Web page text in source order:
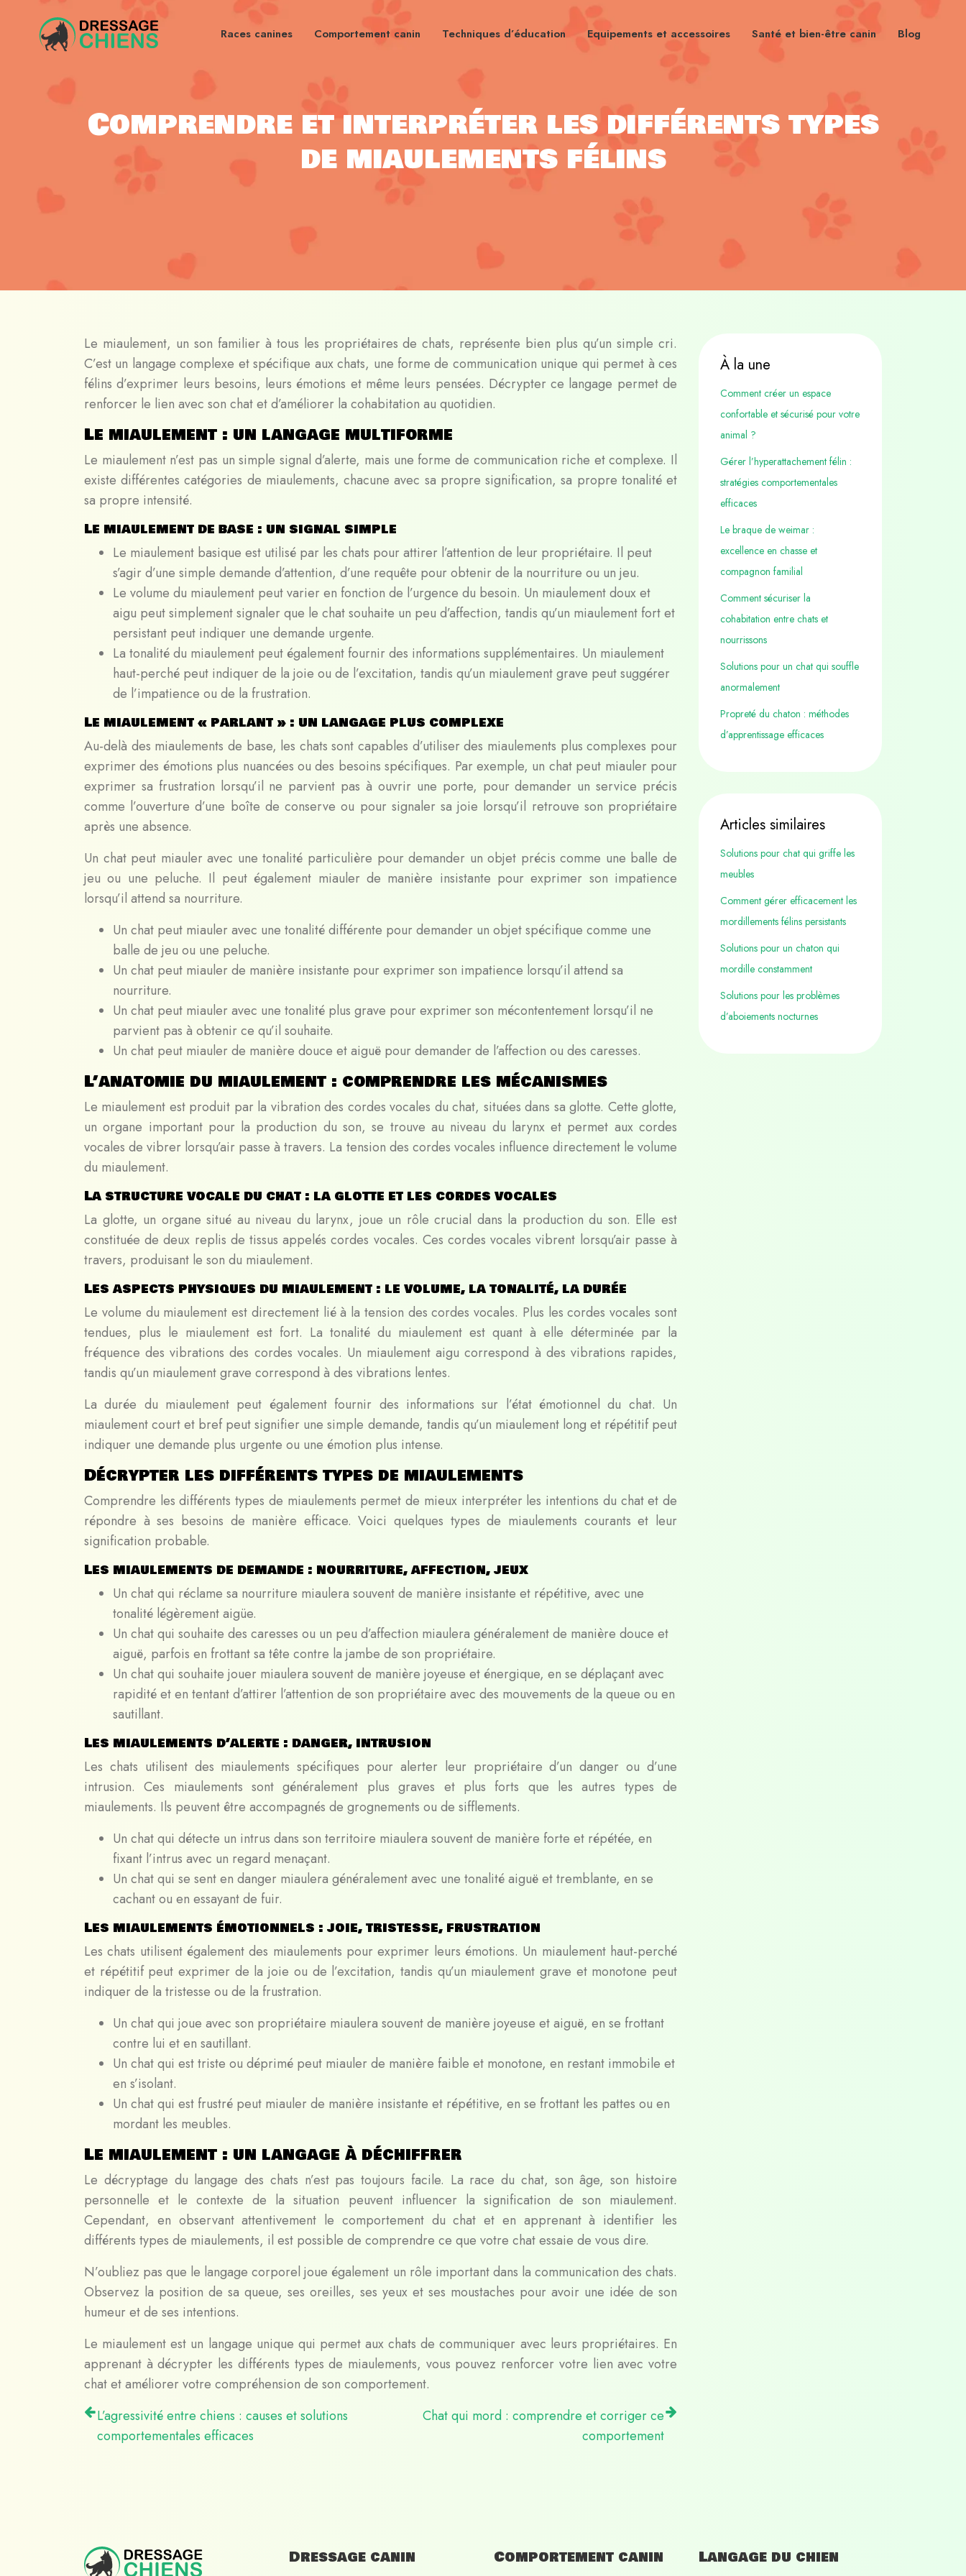
Races canines Comportement canin Techniques d’éducation Equipements et accessoires Santé et bien-être canin Blog
Comprendre et interpréter les différents types
de miaulements félins
Le miaulement, un son familier à tous les propriétaires de chats, représente bien plus qu’un simple cri.
C’est un langage complexe et spécifique aux chats, une forme de communication unique qui permet à ces
félins d’exprimer leurs besoins, leurs émotions et même leurs pensées. Décrypter ce langage permet de
renforcer le lien avec son chat et d’améliorer la cohabitation au quotidien.
Le miaulement : un langage multiforme
Le miaulement n’est pas un simple signal d’alerte, mais une forme de communication riche et complexe. Il
existe différentes catégories de miaulements, chacune avec sa propre signification, sa propre tonalité et
sa propre intensité.
Le miaulement de base : un signal simple
Le miaulement basique est utilisé par les chats pour attirer l’attention de leur propriétaire. Il peut
s’agir d’une simple demande d’attention, d’une requête pour obtenir de la nourriture ou un jeu.
Le volume du miaulement peut varier en fonction de l’urgence du besoin. Un miaulement doux et
aigu peut simplement signaler que le chat souhaite un peu d’affection, tandis qu’un miaulement fort et
persistant peut indiquer une demande urgente.
La tonalité du miaulement peut également fournir des informations supplémentaires. Un miaulement
haut-perché peut indiquer de la joie ou de l’excitation, tandis qu’un miaulement grave peut suggérer
de l’impatience ou de la frustration.
Le miaulement « parlant » : un langage plus complexe
Au-delà des miaulements de base, les chats sont capables d’utiliser des miaulements plus complexes pour
exprimer des émotions plus nuancées ou des besoins spécifiques. Par exemple, un chat peut miauler pour
exprimer sa frustration lorsqu’il ne parvient pas à ouvrir une porte, pour demander un service précis
comme l’ouverture d’une boîte de conserve ou pour signaler sa joie lorsqu’il retrouve son propriétaire
après une absence.
Un chat peut miauler avec une tonalité particulière pour demander un objet précis comme une balle de
jeu ou une peluche. Il peut également miauler de manière insistante pour exprimer son impatience
lorsqu’il attend sa nourriture.
Un chat peut miauler avec une tonalité différente pour demander un objet spécifique comme une
balle de jeu ou une peluche.
Un chat peut miauler de manière insistante pour exprimer son impatience lorsqu’il attend sa
nourriture.
Un chat peut miauler avec une tonalité plus grave pour exprimer son mécontentement lorsqu’il ne
parvient pas à obtenir ce qu’il souhaite.
Un chat peut miauler de manière douce et aiguë pour demander de l’affection ou des caresses.
L’anatomie du miaulement : comprendre les mécanismes
Le miaulement est produit par la vibration des cordes vocales du chat, situées dans sa glotte. Cette glotte,
un organe important pour la production du son, se trouve au niveau du larynx et permet aux cordes
vocales de vibrer lorsqu’air passe à travers. La tension des cordes vocales influence directement le volume
du miaulement.
La structure vocale du chat : la glotte et les cordes vocales
La glotte, un organe situé au niveau du larynx, joue un rôle crucial dans la production du son. Elle est
constituée de deux replis de tissus appelés cordes vocales. Ces cordes vocales vibrent lorsqu’air passe à
travers, produisant le son du miaulement.
Les aspects physiques du miaulement : le volume, la tonalité, la durée
Le volume du miaulement est directement lié à la tension des cordes vocales. Plus les cordes vocales sont
tendues, plus le miaulement est fort. La tonalité du miaulement est quant à elle déterminée par la
fréquence des vibrations des cordes vocales. Un miaulement aigu correspond à des vibrations rapides,
tandis qu’un miaulement grave correspond à des vibrations lentes.
La durée du miaulement peut également fournir des informations sur l’état émotionnel du chat. Un
miaulement court et bref peut signifier une simple demande, tandis qu’un miaulement long et répétitif peut
indiquer une demande plus urgente ou une émotion plus intense.
Décrypter les différents types de miaulements
Comprendre les différents types de miaulements permet de mieux interpréter les intentions du chat et de
répondre à ses besoins de manière efficace. Voici quelques types de miaulements courants et leur
signification probable.
Les miaulements de demande : nourriture, affection, jeux
Un chat qui réclame sa nourriture miaulera souvent de manière insistante et répétitive, avec une
tonalité légèrement aigüe.
Un chat qui souhaite des caresses ou un peu d’affection miaulera généralement de manière douce et
aiguë, parfois en frottant sa tête contre la jambe de son propriétaire.
Un chat qui souhaite jouer miaulera souvent de manière joyeuse et énergique, en se déplaçant avec
rapidité et en tentant d’attirer l’attention de son propriétaire avec des mouvements de la queue ou en
sautillant.
Les miaulements d’alerte : danger, intrusion
Les chats utilisent des miaulements spécifiques pour alerter leur propriétaire d’un danger ou d’une
intrusion. Ces miaulements sont généralement plus graves et plus forts que les autres types de
miaulements. Ils peuvent être accompagnés de grognements ou de sifflements.
Un chat qui détecte un intrus dans son territoire miaulera souvent de manière forte et répétée, en
fixant l’intrus avec un regard menaçant.
Un chat qui se sent en danger miaulera généralement avec une tonalité aiguë et tremblante, en se
cachant ou en essayant de fuir.
Les miaulements émotionnels : joie, tristesse, frustration
Les chats utilisent également des miaulements pour exprimer leurs émotions. Un miaulement haut-perché
et répétitif peut exprimer de la joie ou de l’excitation, tandis qu’un miaulement grave et monotone peut
indiquer de la tristesse ou de la frustration.
Un chat qui joue avec son propriétaire miaulera souvent de manière joyeuse et aiguë, en se frottant
contre lui et en sautillant.
Un chat qui est triste ou déprimé peut miauler de manière faible et monotone, en restant immobile et
en s’isolant.
Un chat qui est frustré peut miauler de manière insistante et répétitive, en se frottant les pattes ou en
mordant les meubles.
Le miaulement : un langage à déchiffrer
Le décryptage du langage des chats n’est pas toujours facile. La race du chat, son âge, son histoire
personnelle et le contexte de la situation peuvent influencer la signification de son miaulement.
Cependant, en observant attentivement le comportement du chat et en apprenant à identifier les
différents types de miaulements, il est possible de comprendre ce que votre chat essaie de vous dire.
N’oubliez pas que le langage corporel joue également un rôle important dans la communication des chats.
Observez la position de sa queue, ses oreilles, ses yeux et ses moustaches pour avoir une idée de son
humeur et de ses intentions.
Le miaulement est un langage unique qui permet aux chats de communiquer avec leurs propriétaires. En
apprenant à décrypter les différents types de miaulements, vous pouvez renforcer votre lien avec votre
chat et améliorer votre compréhension de son comportement.
L’agressivité entre chiens : causes et solutions
comportementales efficaces
Chat qui mord : comprendre et corriger ce
comportement
À la une
Comment créer un espace
confortable et sécurisé pour votre
animal ?
Gérer l’hyperattachement félin :
stratégies comportementales
efficaces
Le braque de weimar :
excellence en chasse et
compagnon familial
Comment sécuriser la
cohabitation entre chats et
nourrissons
Solutions pour un chat qui souffle
anormalement
Propreté du chaton : méthodes
d’apprentissage efficaces
Articles similaires
Solutions pour chat qui griffe les
meubles
Comment gérer efficacement les
mordillements félins persistants
Solutions pour un chaton qui
mordille constamment
Solutions pour les problèmes
d’aboiements nocturnes
Dressage canin Comportement canin Langage du chien